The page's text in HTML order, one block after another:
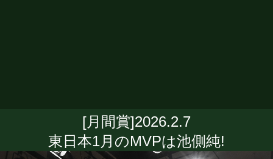
[月間賞]2026.2.7
東日本1月のMVPは池側純!